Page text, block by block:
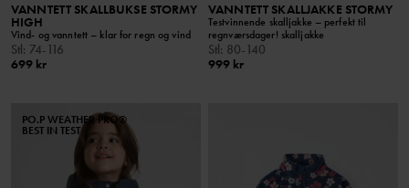
VANNTETT SKALLBUKSE STORMY
HIGH
Vind- og vanntett – klar for regn og vind
Stl: 74-116
699 kr
VANNTETT SKALLJAKKE STORMY
Testvinnende skalljakke – perfekt til
regnværsdager! skalljakke
Stl: 80-140
999 kr
PO.P WEATHER PRO®
BEST IN TEST